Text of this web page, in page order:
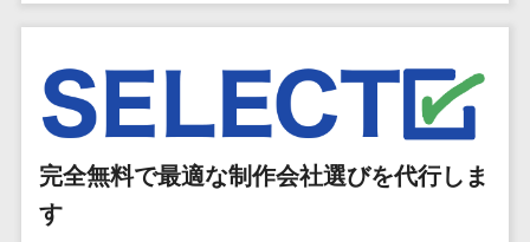
ログ管理システム>
クラウド型セキュリティカメラ>
メールセキュリティ>
MEOツール
カスタマーサ
ポート
コールセンタ
ーCRM
完全無料で最適な制作会社選びを代行しま
す